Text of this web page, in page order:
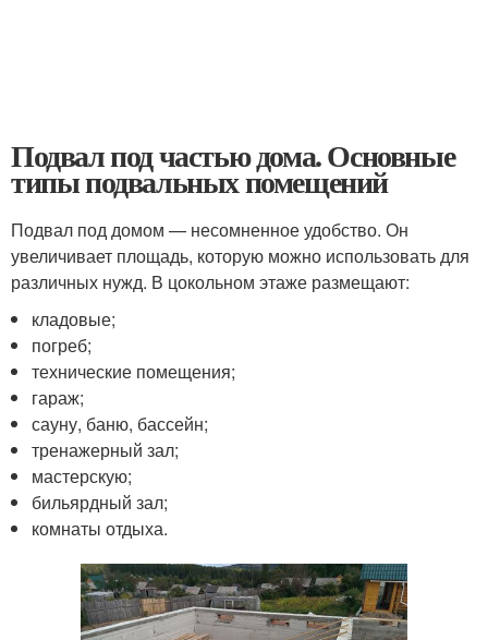
Подвал под частью дома. Основные
типы подвальных помещений
Подвал под домом — несомненное удобство. Он
увеличивает площадь, которую можно использовать для
различных нужд. В цокольном этаже размещают:
кладовые;
погреб;
технические помещения;
гараж;
сауну, баню, бассейн;
тренажерный зал;
мастерскую;
бильярдный зал;
комнаты отдыха.